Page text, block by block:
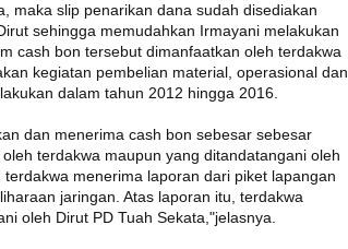
maka slip penarikan dana sudah disediakan
sehingga memudahkan Irmayani melakukan
cash bon tersebut dimanfaatkan oleh terdakwa
kegiatan pembelian material, operasional dan
dalam tahun 2012 hingga 2016.
dan menerima cash bon sebesar sebesar
terdakwa maupun yang ditandatangani oleh
menerima laporan dari piket lapangan
jaringan. Atas laporan itu, terdakwa
oleh Dirut PD Tuah Sekata,"jelasnya.